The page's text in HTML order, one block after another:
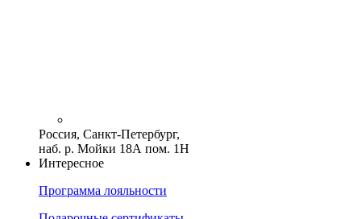
Россия, Санкт-Петербург,
наб. р. Мойки 18А пом. 1Н
Интересное
Программа лояльности